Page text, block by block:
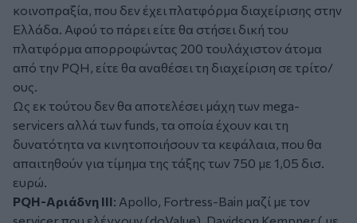
κοινοπραξία, που δεν έχει πλατφόρμα διαχείρισης στην
Ελλάδα. Αφού το πάρει είτε θα στήσει δική του
πλατφόρμα απορροφώντας 200 τουλάχιστον άτομα
από την PQH, είτε θα αναθέσει τη διαχείριση σε τρίτο/
ους.
Ως εκ τούτου δεν θα αποτελέσει μάχη των mega-
servicers αλλά των funds, τα οποία έχουν και τη
δυνατότητα να κινητοποιήσουν τα κεφάλαια, που θα
απαιτηθούν για τίμημα της τάξης των 750 με 1,05 δισ.
ευρώ.
PQH-Αριάδνη ΙΙI: Apollo, Fortress-Bain μαζί με τον